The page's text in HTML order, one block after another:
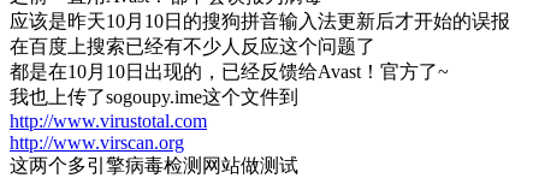
应该是昨天10月10日的搜狗拼音输入法更新后才开始的误报
在百度上搜索已经有不少人反应这个问题了
都是在10月10日出现的，已经反馈给Avast！官方了~
我也上传了sogoupy.ime这个文件到
http://www.virustotal.com
http://www.virscan.org
这两个多引擎病毒检测网站做测试